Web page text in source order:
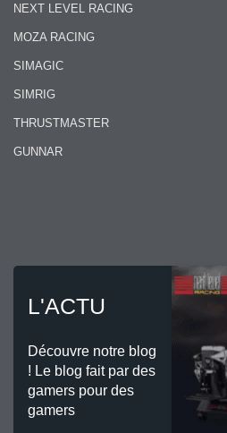
NEXT LEVEL RACING
MOZA RACING
SIMAGIC
SIMRIG
THRUSTMASTER
GUNNAR
L'ACTU
Découvre notre blog
! Le blog fait par des
gamers pour des
gamers